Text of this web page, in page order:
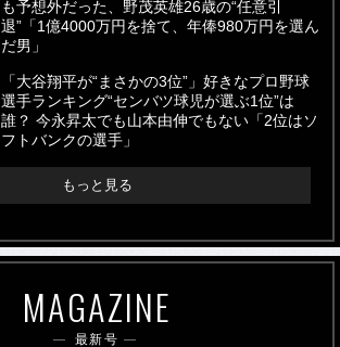
も予想外だった、野茂英雄26歳の“任意引
退”「1億4000万円を捨て、年俸980万円を選ん
だ男」
「大谷翔平が“まさかの3位”」好きなプロ野球
選手ランキング“センバツ球児が選ぶ1位”は
誰？ 今永昇太でも山本由伸でもない「2位はソ
フトバンクの選手」
もっと見る
MAGAZINE
最新号